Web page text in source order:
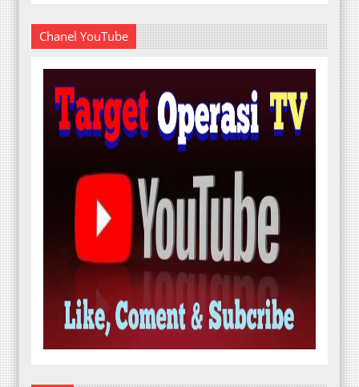
Chanel YouTube